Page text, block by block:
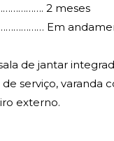
2 meses
Em
de jantar
de serviço, varanda
externo.